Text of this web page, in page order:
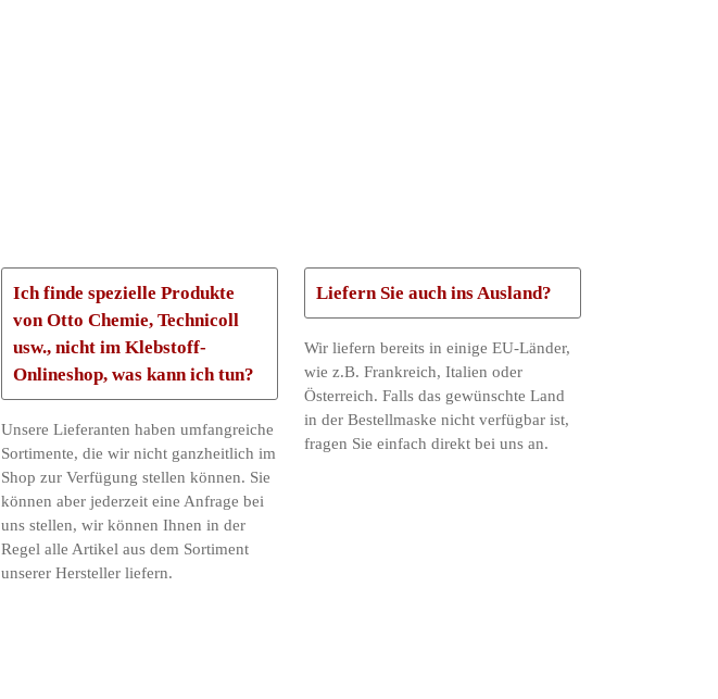
Ich finde spezielle Produkte
von Otto Chemie, Technicoll
usw., nicht im Klebstoff-
Onlineshop, was kann ich tun?
Unsere Lieferanten haben umfangreiche
Sortimente, die wir nicht ganzheitlich im
Shop zur Verfügung stellen können. Sie
können aber jederzeit eine Anfrage bei
uns stellen, wir können Ihnen in der
Regel alle Artikel aus dem Sortiment
unserer Hersteller liefern.
Liefern Sie auch ins Ausland?
Wir liefern bereits in einige EU-Länder,
wie z.B. Frankreich, Italien oder
Österreich. Falls das gewünschte Land
in der Bestellmaske nicht verfügbar ist,
fragen Sie einfach direkt bei uns an.